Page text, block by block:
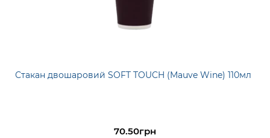
Стакан двошаровий SOFT TOUCH (Mauve Wine) 110мл
70.50грн